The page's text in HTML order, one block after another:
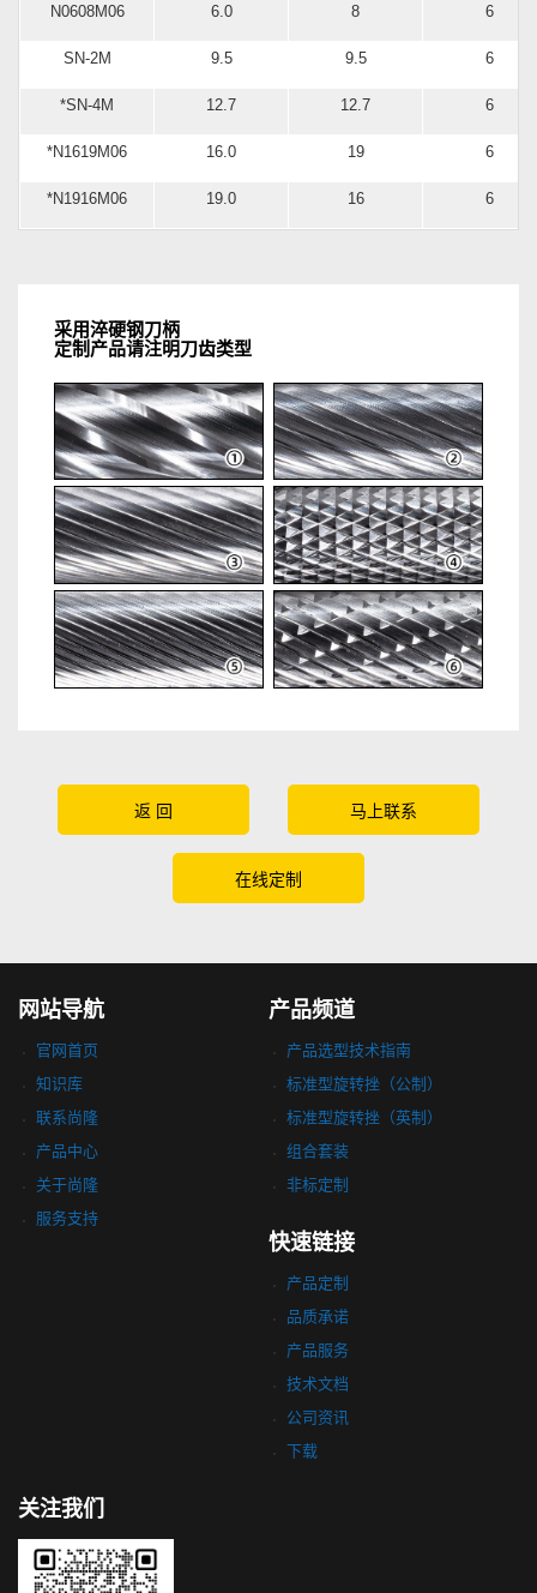
N0608M06 6.0 8 6
SN-2M 9.5 9.5 6
*SN-4M 12.7 12.7 6
*N1619M06 16.0 19 6
*N1916M06 19.0 16 6
采用淬硬钢刀柄
定制产品请注明刀齿类型
返 回 马上联系
在线定制
网站导航
官网首页
知识库
联系尚隆
产品中心
关于尚隆
服务支持
产品频道
产品选型技术指南
标准型旋转挫（公制）
标准型旋转挫（英制）
组合套装
非标定制
快速链接
产品定制
品质承诺
产品服务
技术文档
公司资讯
下载
关注我们